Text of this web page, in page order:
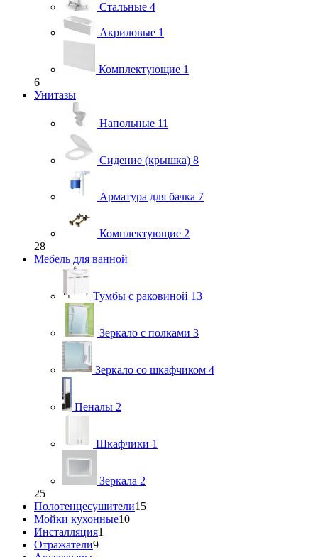
Стальные 4
Акриловые 1
Комплектующие 1
6
Унитазы
Напольные 11
Сидение (крышка) 8
Арматура для бачка 7
Комплектующие 2
28
Мебель для ванной
Тумбы с раковиной 13
Зеркало с полками 3
Зеркало со шкафчиком 4
Пеналы 2
Шкафчики 1
Зеркала 2
25
Полотенцесушители15
Мойки кухонные10
Инсталляция1
Отражатели9